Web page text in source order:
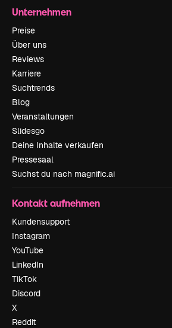
Unternehmen
Preise
Über uns
Reviews
Karriere
Suchtrends
Blog
Veranstaltungen
Slidesgo
Deine Inhalte verkaufen
Pressesaal
Suchst du nach magnific.ai
Kontakt aufnehmen
Kundensupport
Instagram
YouTube
LinkedIn
TikTok
Discord
X
Reddit